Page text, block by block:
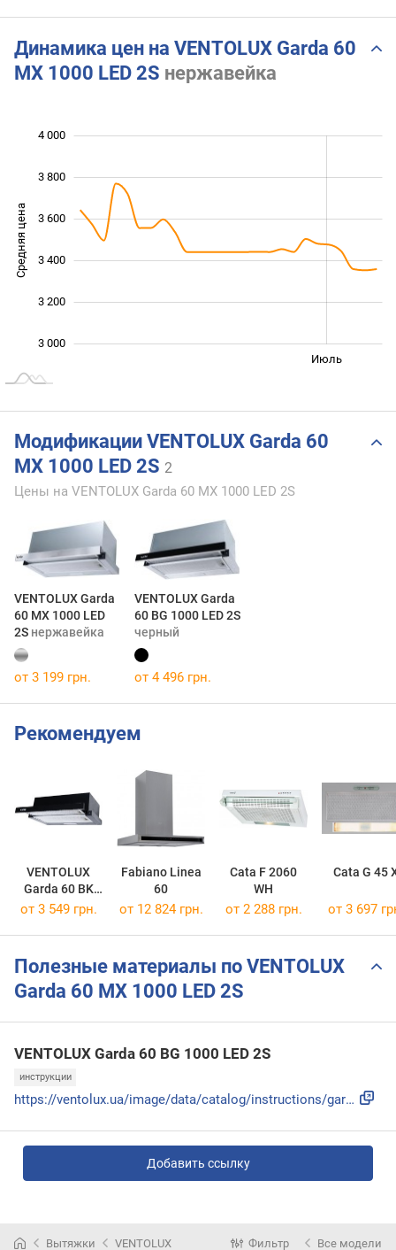
Динамика цен на VENTOLUX Garda 60
MX 1000 LED 2S нержавейка
Средняя цена
3 000
3 200
3 400
3 600
4 000
3 800
Июль
Модификации VENTOLUX Garda 60
MX 1000 LED 2S 2
Цены на VENTOLUX Garda 60 MX 1000 LED 2S
VENTOLUX Garda
60 MX 1000 LED
2S нержавейка
VENTOLUX Garda
60 BG 1000 LED 2S
черный
от 3 199 грн. от 4 496 грн.
Рекомендуем
VENTOLUX
Garda 60 BK
1000 LED 2S
Fabiano Linea
60
Cata F 2060
WH
Cata G 45
от 3 549 грн. от 12 824 грн. от 2 288 грн. от 3 697
Полезные материалы по VENTOLUX
Garda 60 MX 1000 LED 2S
VENTOLUX Garda 60 BG 1000 LED 2S
инструкции
https://ventolux.ua/image/data/catalog/instructions/garda_6...
Добавить ссылку
Вытяжки VENTOLUX Фильтр Все модели